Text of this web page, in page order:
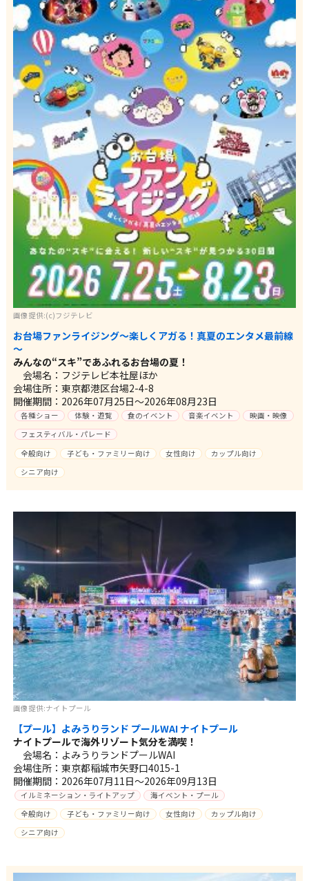
画像提供:(c)フジテレビ
お台場ファンライジング～楽しくアガる！真夏のエンタメ最前線
～
みんなの“スキ”であふれるお台場の夏！
会場名：フジテレビ本社屋ほか
会場住所：東京都港区台場2-4-8
開催期間：2026年07月25日～2026年08月23日
各種ショー 体験・遊覧 食のイベント 音楽イベント
映画・映像
フェスティバル・パレード
全般向け
子ども・ファミリー向け 女性向け
カップル向け
シニア向け
画像提供:ナイトプール
【プール】よみうりランド プールWAI ナイトプール
ナイトプールで海外リゾート気分を満喫！
会場名：よみうりランドプールWAI
会場住所：東京都稲城市矢野口4015-1
開催期間：2026年07月11日～2026年09月13日
イルミネーション・ライトアップ
海イベント・プール
全般向け
子ども・ファミリー向け 女性向け
カップル向け
シニア向け